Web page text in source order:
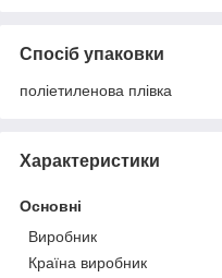
Спосіб упаковки
поліетиленова плівка
Характеристики
Основні
Виробник
Країна виробник